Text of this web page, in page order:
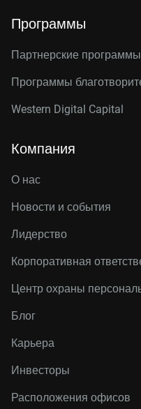
Программы
Партнерские программы
Программы
Western Digital Capital
Компания
О нас
Новости и события
Лидерство
Корпоративная
Центр охраны
Блог
Карьера
Инвесторы
Расположения офисов